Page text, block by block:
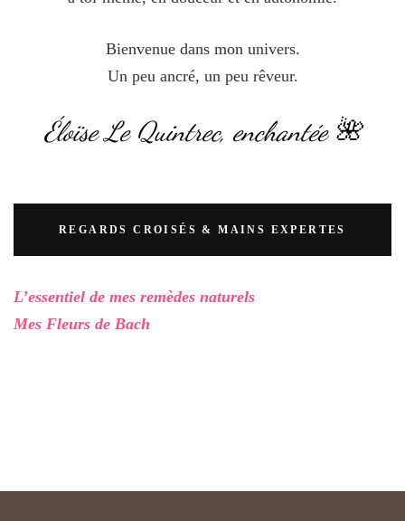
Bienvenue dans mon univers.
Un peu ancré, un peu rêveur.
Éloïse Le Quintrec, enchantée 🌺
REGARDS CROISÉS & MAINS EXPERTES
L’essentiel de mes remèdes naturels
Mes Fleurs de Bach